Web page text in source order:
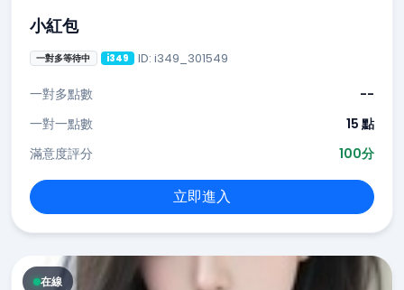
小紅包
一對多等待中 i349 ID: i349_301549
一對多點數
--
一對一點數
15 點
滿意度評分
100分
立即進入
在線